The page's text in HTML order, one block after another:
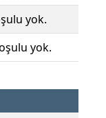
yok.
yok.